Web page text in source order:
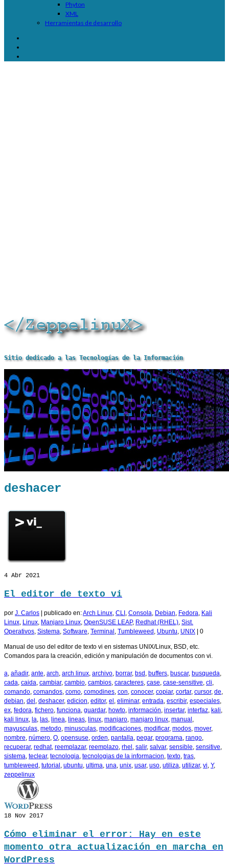
Phyton
XML
Herramientas de desarrollo
Sitio dedicado a las Tecnologías de la Información
deshacer
4 Abr 2021
El editor de texto vi
por J. Carlos publicado en:Arch Linux, CLI , Consola, Debian, Fedora, Kali
Linux, Linux, Manjaro Linux, OpenSUSE LEAP, Redhat (RHEL), Sist.
Operativos, Sistema, Software, Terminal , Tumbleweed , Ubuntu, UNIX 0
Manual de uso del editor de texto vi en sistemas UNIX/Linux, BSD, etc.
Comandos para la creación, edición y manipulación de documentos con vi.
a, añadir, ante, arch, arch linux, archivo, borrar, bsd , buffers, buscar, busqueda,
cada, caida, cambiar, cambio, cambios, caracteres, case, case-sensitive, cli,
comando, comandos, como, comodines, con, conocer, copiar, cortar, cursor, de,
debian, del , deshacer, edicion, editor, el , eliminar, entrada, escribir, especiales,
ex, fedora, fichero, funciona, guardar, howto, información, insertar, interfaz, kali,
kali linux, la, las, linea, lineas, linux, manjaro, manjaro linux, manual ,
mayusculas, metodo, minusculas, modificaciones, modificar, modos, mover,
nombre, número, O, opensuse, orden, pantalla, pegar, programa, rango,
recuperar, redhat, reemplazar, reemplazo, rhel , salir, salvar, sensible, sensitive,
sistema, teclear, tecnologia, tecnologias de la informacion, texto, tras,
tumbleweed , tutorial , ubuntu, ultima, una, unix, usar, uso, utiliza, utilizar, vi, Y,
zeppelinux
18 Nov 2017
Cómo eliminar el error: Hay en este
momento otra actualización en marcha en
WordPress